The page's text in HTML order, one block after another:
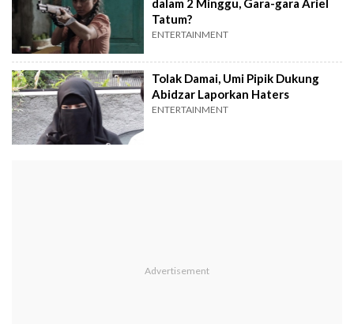
dalam 2 Minggu, Gara-gara Ariel
Tatum?
ENTERTAINMENT
Tolak Damai, Umi Pipik Dukung
Abidzar Laporkan Haters
ENTERTAINMENT